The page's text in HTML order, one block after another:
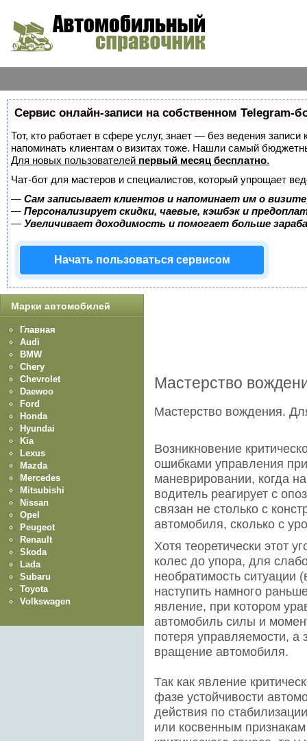
Сервис онлайн-записи на собственном Telegram-
Тот, кто работает в сфере услуг, знает — без ведения
напоминать клиентам о визитах тоже. Нашли самый
Для новых пользователей первый месяц бесплатно.
Чат-бот для мастеров и специалистов, который упрощает
— Сам записывает клиентов и напоминает им о
— Персонализирует скидки, чаевые, кэшбэк и
— Увеличивает доходимость и помогает больше
Начать пользоваться сервисом
Мастерство
Мастерство вождения.
Возникновение
ошибками управления
маневрировании, когда
водитель реагирует с
связан не столько с
автомобиля, сколько с
Хотя теоретически этот
колес до упора, для
необратимость
наступить намного
явление, при котором
автомобиль силы и
потеря управляемости,
вращение автомобиля.
Так как явление
фазе устойчивости
действия по
или косвенным
Марки автомобилей
Главная
Audi
BMW
Chery
Chevrolet
Daewoo
Ford
Honda
Hyundai
Kia
Lexus
Mazda
Mercedes
Mitsubishi
Nissan
Opel
Peugeot
Renault
Skoda
Lada
Subaru
Toyota
Volkswagen